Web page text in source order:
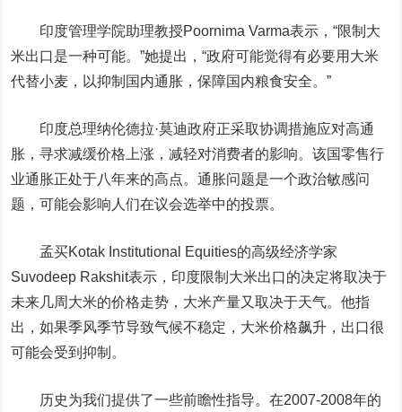
印度管理学院助理教授Poornima Varma表示，“限制大
米出口是一种可能。”她提出，“政府可能觉得有必要用大米
代替小麦，以抑制国内通胀，保障国内粮食安全。”
印度总理纳伦德拉·莫迪政府正采取协调措施应对高通
胀，寻求减缓价格上涨，减轻对消费者的影响。该国零售行
业通胀正处于八年来的高点。通胀问题是一个政治敏感问
题，可能会影响人们在议会选举中的投票。
孟买Kotak Institutional Equities的高级经济学家
Suvodeep Rakshit表示，印度限制大米出口的决定将取决于
未来几周大米的价格走势，大米产量又取决于天气。他指
出，如果季风季节导致气候不稳定，大米价格飙升，出口很
可能会受到抑制。
历史为我们提供了一些前瞻性指导。在2007-2008年的